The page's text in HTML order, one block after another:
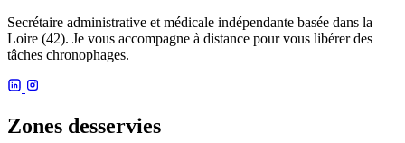
Secrétaire administrative et médicale indépendante basée dans la
Loire (42). Je vous accompagne à distance pour vous libérer des
tâches chronophages.
Zones desservies